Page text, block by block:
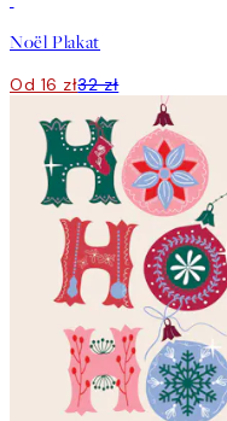
Noël Plakat
Od 16 zł32 zł